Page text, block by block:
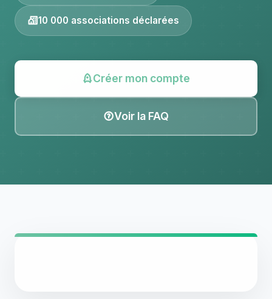
10 000 associations déclarées
Créer mon compte
Voir la FAQ